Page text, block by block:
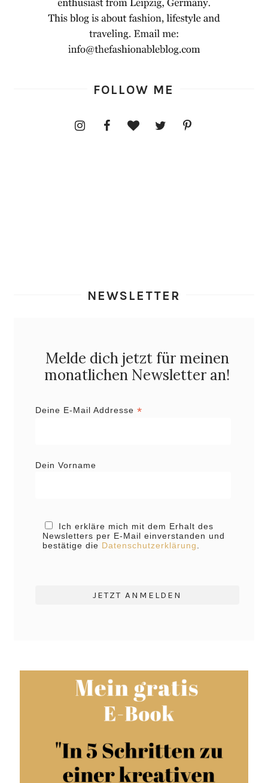
FOLLOW ME
NEWSLETTER
Melde dich jetzt für meinen
monatlichen Newsletter an!
Deine E-Mail Addresse *
Dein Vorname
Ich erkläre mich mit dem Erhalt des
Newsletters per E-Mail einverstanden und
bestätige die Datenschutzerklärung